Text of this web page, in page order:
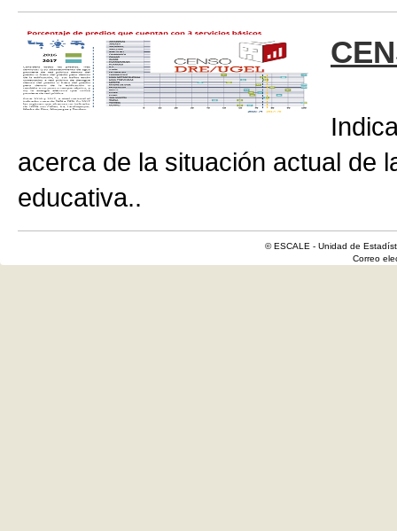
acerca de la situación actual de
educativa..
© ESCALE - Unidad de
Correo